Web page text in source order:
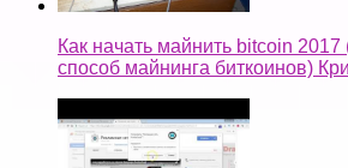
Как начать майнить bitcoin
способ майнинга биткоинов)